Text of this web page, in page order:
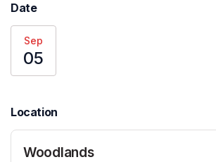
Date
Sep
05
Location
Woodlands